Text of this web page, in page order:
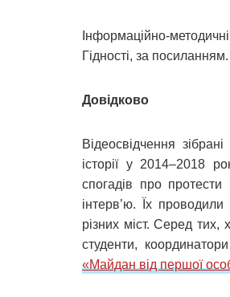
Інформаційно-
Гідності, за посиланням.
Довідково
Відеосвідчення
історії у 2014–2018
спогадів про
інтерв’ю. Їх
різних міст. Серед
студенти,
«Майдан від першої